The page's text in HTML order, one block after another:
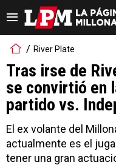
River Plate
Tras irse de
se convirtió en
partido vs.
El ex volante del
actualmente es el
tener una gran